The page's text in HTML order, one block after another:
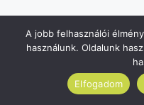
A jobb felhasználói
használunk. Oldalunk
Elfogadom